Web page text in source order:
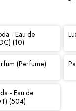
- Eau de
(10)
(Perfume)
- Eau de
(504)